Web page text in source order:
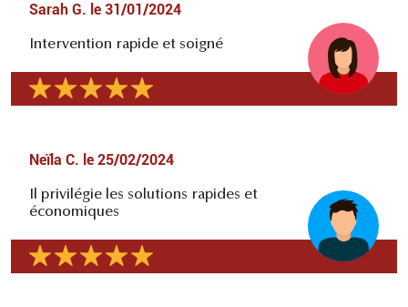
Sarah G. le 31/01/2024
Intervention rapide et soigné
Neïla C. le 25/02/2024
Il privilégie les solutions rapides et
économiques